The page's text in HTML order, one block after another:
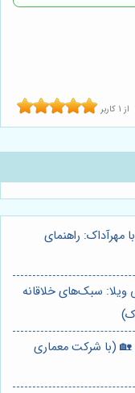
از 1 کاربر
مهرآداک: راهنمای
ویلا: سبک‌های خلاقانه
🏡 (با شرکت معماری